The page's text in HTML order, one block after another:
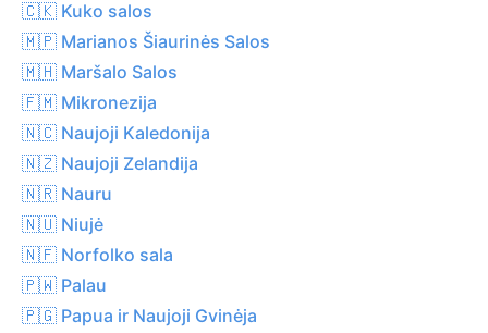
🇨🇰 Kuko salos
🇲🇵 Marianos Šiaurinės Salos
🇲🇭 Maršalo Salos
🇫🇲 Mikronezija
🇳🇨 Naujoji Kaledonija
🇳🇿 Naujoji Zelandija
🇳🇷 Nauru
🇳🇺 Niujė
🇳🇫 Norfolko sala
🇵🇼 Palau
🇵🇬 Papua ir Naujoji Gvinėja